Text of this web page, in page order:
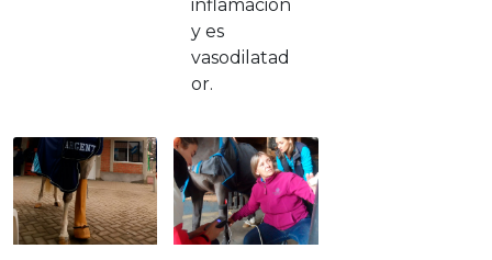
inflamación
y es
vasodilatad
or.